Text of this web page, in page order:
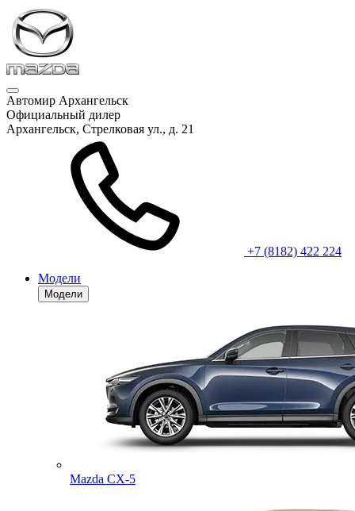
Автомир Архангельск
Официальный дилер
Архангельск, Стрелковая ул., д. 21
+7 (8182) 422 224
Модели
Модели
Mazda CX-5